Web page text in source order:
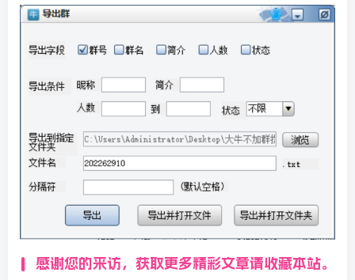
感谢您的来访，获取更多精彩文章请收藏本站。